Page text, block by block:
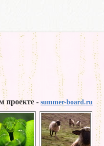
проекте - summer-board.ru